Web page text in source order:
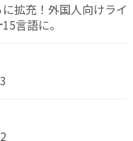
拡充！外国人向けライ
言語に。